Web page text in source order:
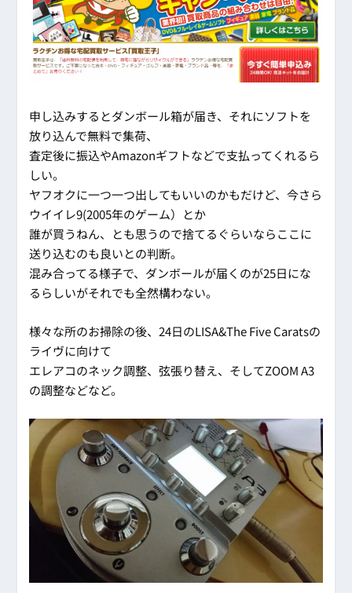
申し込みするとダンボール箱が届き、それにソフトを
放り込んで無料で集荷、
査定後に振込やAmazonギフトなどで支払ってくれるら
しい。
ヤフオクに一つ一つ出してもいいのかもだけど、今さら
ウイイレ9(2005年のゲーム）とか
誰が買うねん、とも思うので捨てるぐらいならここに
送り込むのも良いとの判断。
混み合ってる様子で、ダンボールが届くのが25日にな
るらしいがそれでも全然構わない。
様々な所のお掃除の後、24日のLISA&The Five Caratsの
ライヴに向けて
エレアコのネック調整、弦張り替え、そしてZOOM A3
の調整などなど。